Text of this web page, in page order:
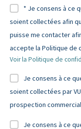
* Je consens à ce
soient collectées afin
puisse me contacter
accepte la Politique de
Voir la Politique de
Je consens à ce
soient collectées par
prospection
Je consens à ce